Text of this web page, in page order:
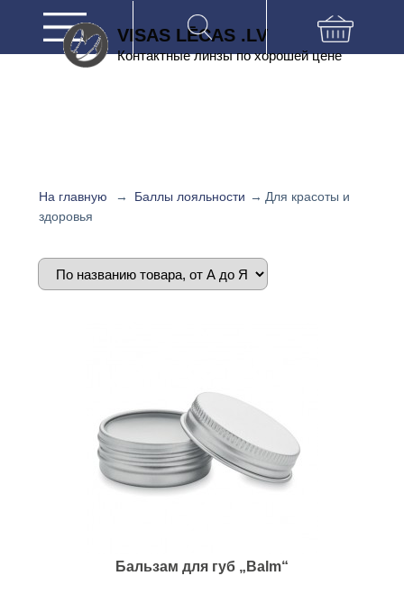
VISAS LĒCAS .LV
Контактные линзы по хорошей цене
На главную → Баллы лояльности → Для красоты и
здоровья
Бальзам для губ „Balm“